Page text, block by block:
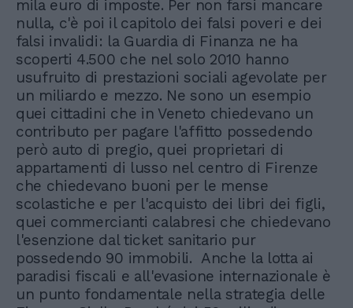
mila euro di imposte. Per non farsi mancare
nulla, c'è poi il capitolo dei falsi poveri e dei
falsi invalidi: la Guardia di Finanza ne ha
scoperti 4.500 che nel solo 2010 hanno
usufruito di prestazioni sociali agevolate per
un miliardo e mezzo. Ne sono un esempio
quei cittadini che in Veneto chiedevano un
contributo per pagare l'affitto possedendo
però auto di pregio, quei proprietari di
appartamenti di lusso nel centro di Firenze
che chiedevano buoni per le mense
scolastiche e per l'acquisto dei libri dei figli,
quei commercianti calabresi che chiedevano
l'esenzione dal ticket sanitario pur
possedendo 90 immobili. Anche la lotta ai
paradisi fiscali e all'evasione internazionale è
un punto fondamentale nella strategia delle